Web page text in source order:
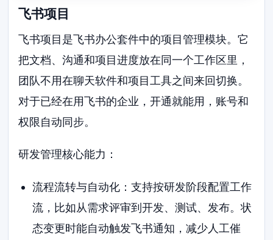
飞书项目
飞书项目是飞书办公套件中的项目管理模块。它
把文档、沟通和项目进度放在同一个工作区里，
团队不用在聊天软件和项目工具之间来回切换。
对于已经在用飞书的企业，开通就能用，账号和
权限自动同步。
研发管理核心能力：
流程流转与自动化：支持按研发阶段配置工作
流，比如从需求评审到开发、测试、发布。状
态变更时能自动触发飞书通知，减少人工催